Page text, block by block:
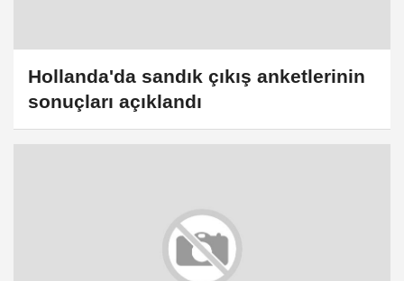
Hollanda'da sandık çıkış anketlerinin
sonuçları açıklandı